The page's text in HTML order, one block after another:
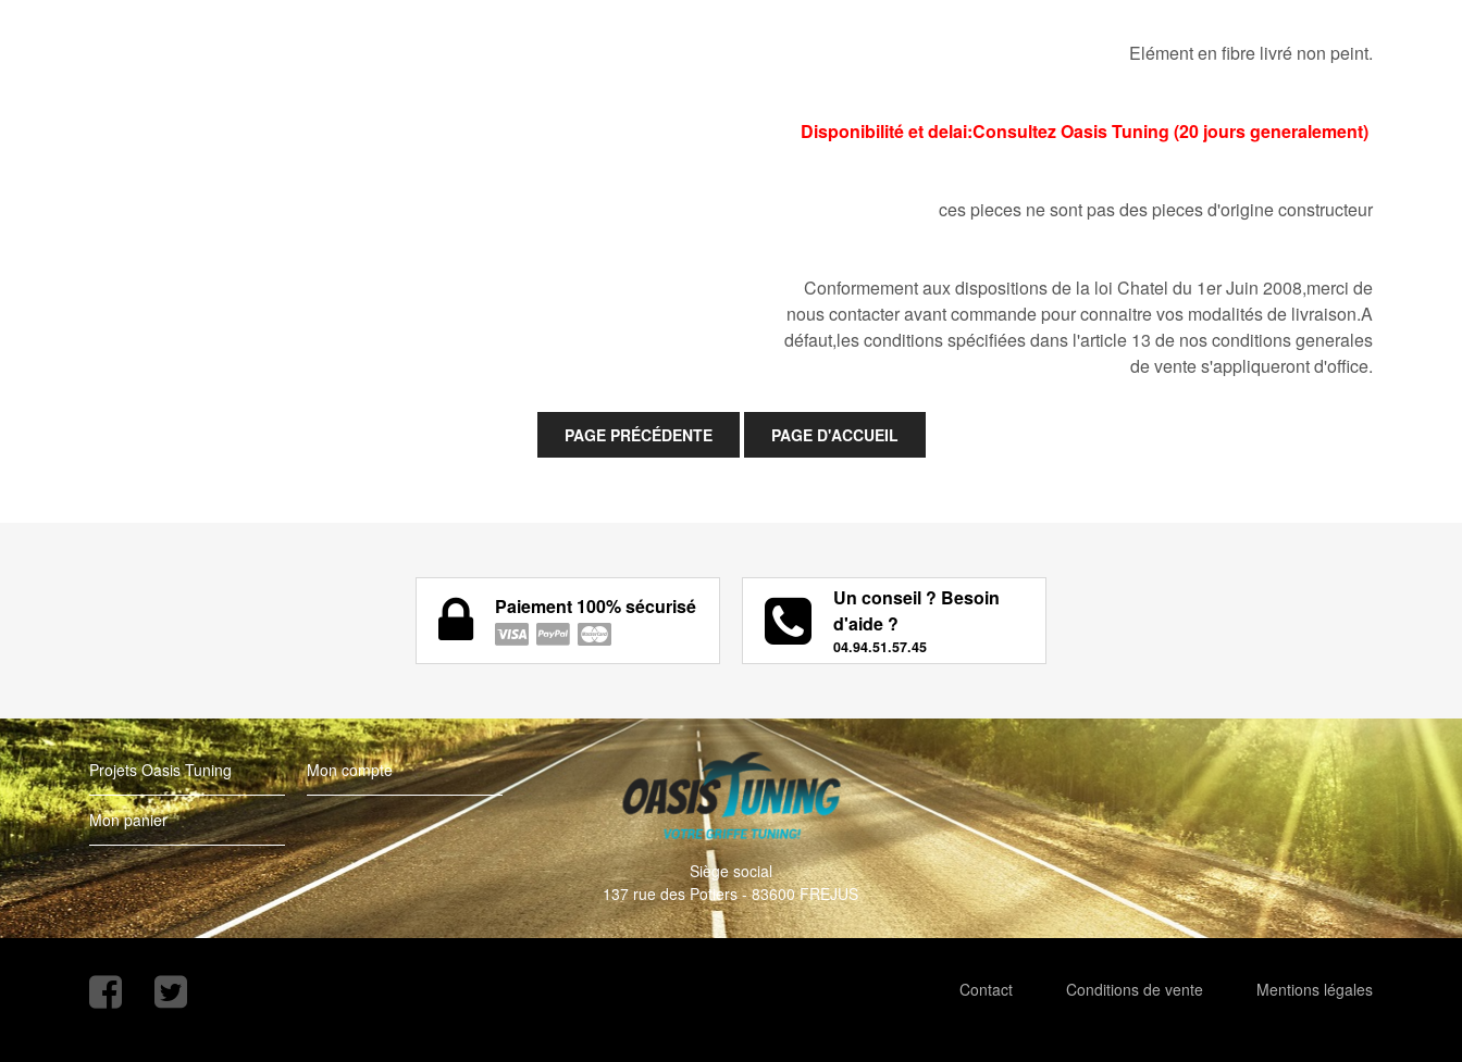
Elément en fibre livré non peint.
Disponibilité et delai:Consultez Oasis Tuning (20 jours generalement)
ces pieces ne sont pas des pieces d'origine constructeur
Conformement aux dispositions de la loi Chatel du 1er Juin 2008,merci de
nous contacter avant commande pour connaitre vos modalités de livraison.A
défaut,les conditions spécifiées dans l'article 13 de nos conditions generales
de vente s'appliqueront d'office.
Paiement 100% sécurisé
Un conseil ? Besoin
d'aide ?
04.94.51.57.45
Projets Oasis Tuning Mon compte
Mon panier
Siège social
137 rue des Potiers - 83600 FREJUS
Contact Conditions de vente Mentions légales